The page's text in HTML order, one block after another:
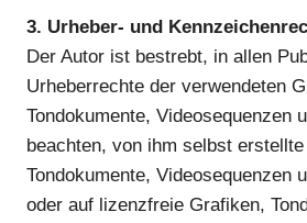
3. Urheber- und
Der Autor ist bestrebt, in allen
Urheberrechte der verwendeten
Tondokumente, Videosequenzen
beachten, von ihm selbst
Tondokumente, Videosequenzen
oder auf lizenzfreie Grafiken,